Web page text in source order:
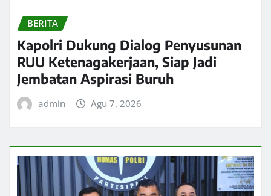
BERITA
Kapolri Dukung Dialog Penyusunan
RUU Ketenagakerjaan, Siap Jadi
Jembatan Aspirasi Buruh
admin Agu 7, 2026